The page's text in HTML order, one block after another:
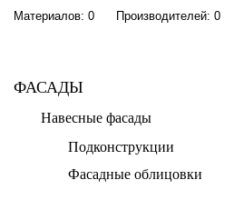
Материалов: 0 Производителей: 0
ФАСАДЫ
Навесные фасады
Подконструкции
Фасадные облицовки